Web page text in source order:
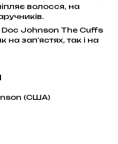
волосся, на
Doc Johnson The Cuffs
зап'ястях, так і на
(США)